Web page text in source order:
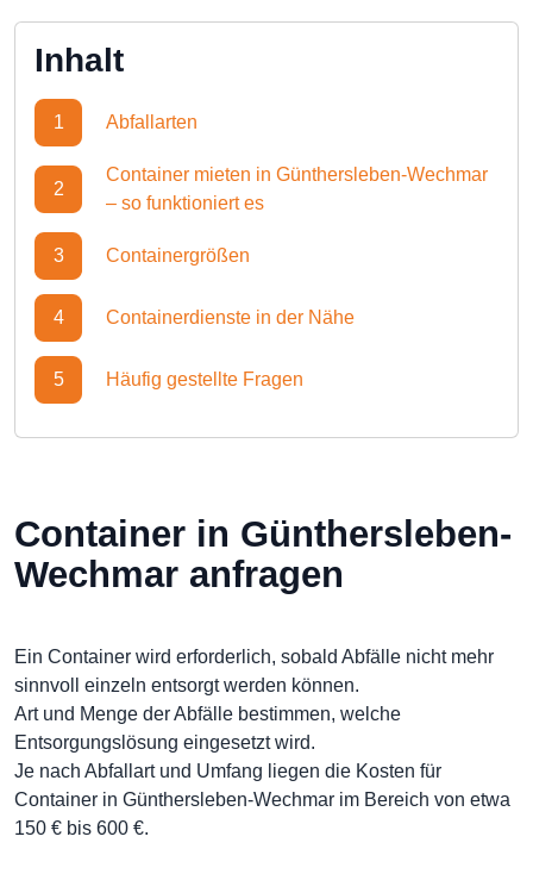
Inhalt
1 Abfallarten
2
Container mieten in Günthersleben-Wechmar
– so funktioniert es
3 Containergrößen
4 Containerdienste in der Nähe
5 Häufig gestellte Fragen
Container in Günthersleben-
Wechmar anfragen
Ein Container wird erforderlich, sobald Abfälle nicht mehr
sinnvoll einzeln entsorgt werden können.
Art und Menge der Abfälle bestimmen, welche
Entsorgungslösung eingesetzt wird.
Je nach Abfallart und Umfang liegen die Kosten für
Container in Günthersleben-Wechmar im Bereich von etwa
150 € bis 600 €.